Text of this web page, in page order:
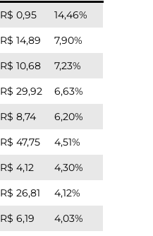
R$ 0,95
14,46%
R$ 14,89
7,90%
R$ 10,68
7,23%
R$ 29,92
6,63%
R$ 8,74
6,20%
R$ 47,75
4,51%
R$ 4,12
4,30%
R$ 26,81
4,12%
R$ 6,19
4,03%